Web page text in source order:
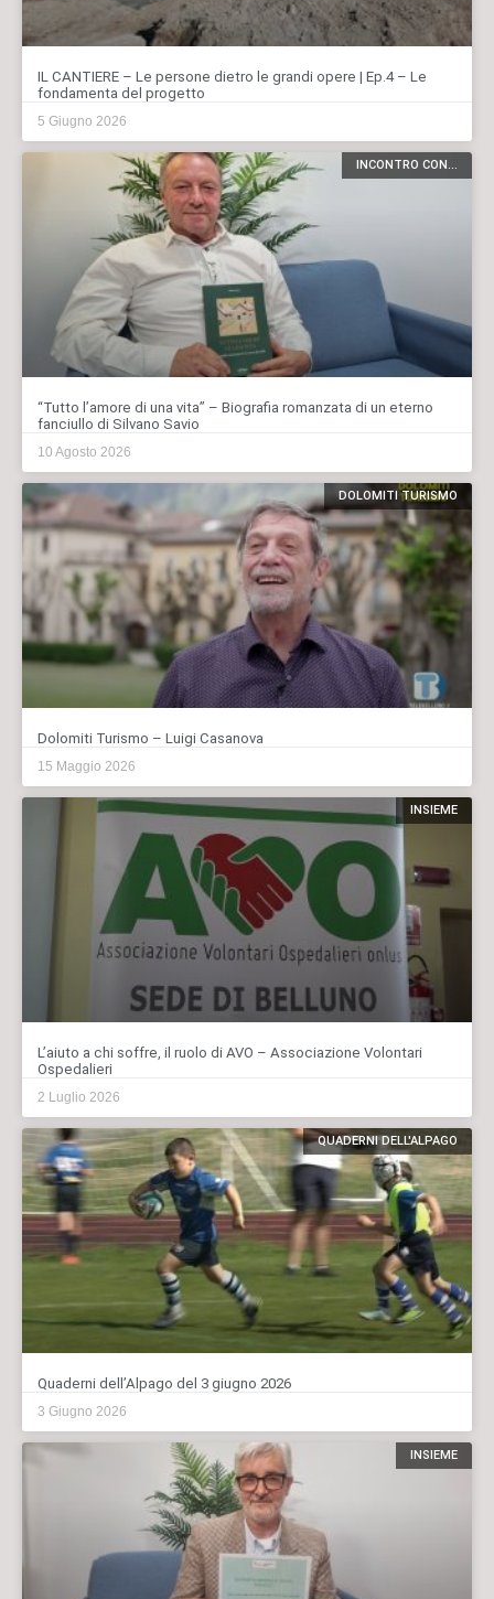
IL CANTIERE – Le persone dietro le grandi opere | Ep.4 – Le
fondamenta del progetto
5 Giugno 2026
INCONTRO CON...
“Tutto l’amore di una vita” – Biografia romanzata di un eterno
fanciullo di Silvano Savio
10 Agosto 2026
DOLOMITI TURISMO
Dolomiti Turismo – Luigi Casanova
15 Maggio 2026
INSIEME
L’aiuto a chi soffre, il ruolo di AVO – Associazione Volontari
Ospedalieri
2 Luglio 2026
QUADERNI DELL'ALPAGO
Quaderni dell’Alpago del 3 giugno 2026
3 Giugno 2026
INSIEME